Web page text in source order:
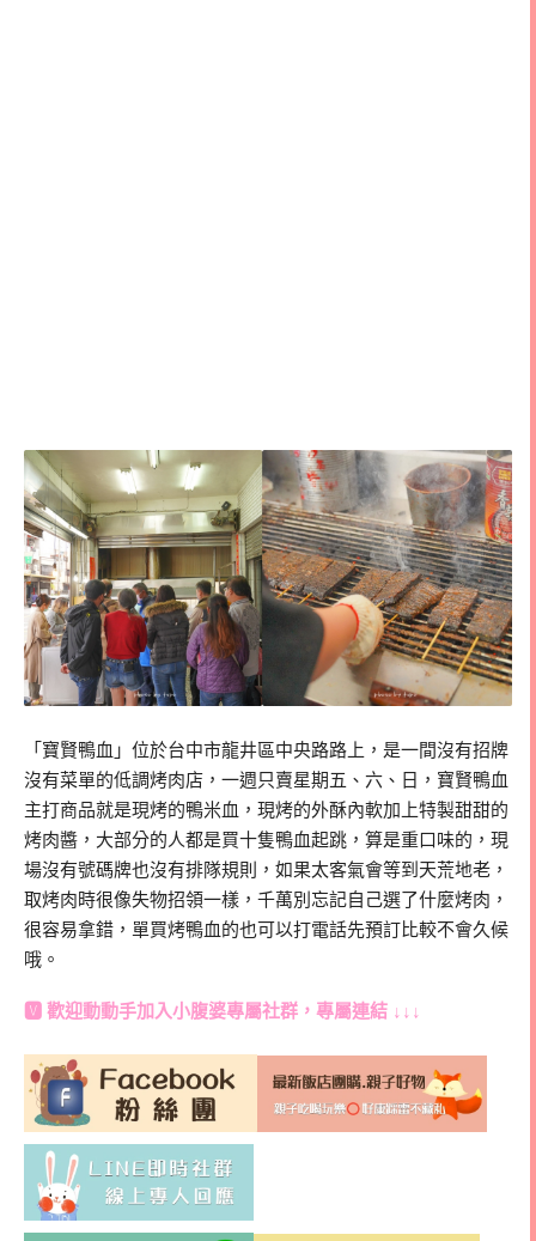
「寶賢鴨血」位於台中市龍井區中央路路上，是一間沒有招牌
沒有菜單的低調烤肉店，一週只賣星期五、六、日，寶賢鴨血
主打商品就是現烤的鴨米血，現烤的外酥內軟加上特製甜甜的
烤肉醬，大部分的人都是買十隻鴨血起跳，算是重口味的，現
場沒有號碼牌也沒有排隊規則，如果太客氣會等到天荒地老，
取烤肉時很像失物招領一樣，千萬別忘記自己選了什麼烤肉，
很容易拿錯，單買烤鴨血的也可以打電話先預訂比較不會久候
哦。
🆅 歡迎動動手加入小腹婆專屬社群 ，專屬連結 ↓↓↓